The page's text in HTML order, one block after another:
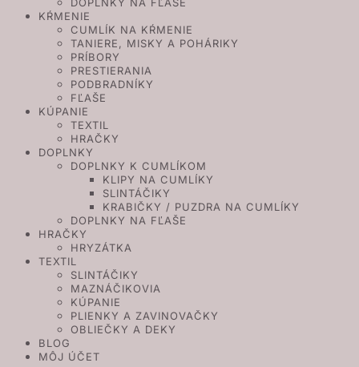
KŔMENIE
CUMLÍK NA KŔMENIE
TANIERE, MISKY A POHÁRIKY
PRÍBORY
PRESTIERANIA
PODBRADNÍKY
FĽAŠE
KÚPANIE
TEXTIL
HRAČKY
DOPLNKY
DOPLNKY K CUMLÍKOM
KLIPY NA CUMLÍKY
SLINTÁČIKY
KRABIČKY / PUZDRA NA CUMLÍKY
DOPLNKY NA FĽAŠE
HRAČKY
HRYZÁTKA
TEXTIL
SLINTÁČIKY
MAZNÁČIKOVIA
KÚPANIE
PLIENKY A ZAVINOVAČKY
OBLIEČKY A DEKY
BLOG
MÔJ ÚČET